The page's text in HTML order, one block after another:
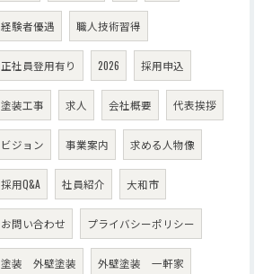
経験者優遇 職人技術習得
正社員登用有り 2026 採用申込
塗装工事 求人 会社概要 代表挨拶
ビジョン 事業案内 求める人物像
採用Q&A 社員紹介 大和市
お問い合わせ プライバシーポリシー
塗装 外壁塗装 外壁塗装 一軒家